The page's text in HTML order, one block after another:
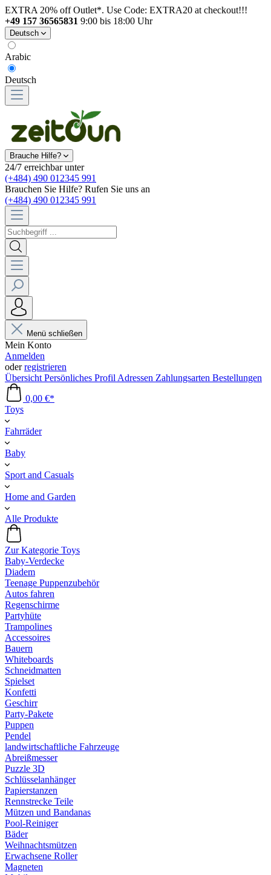
EXTRA 20% off Outlet*. Use Code: EXTRA20 at checkout!!!
+49 157 36565831 9:00 bis 18:00 Uhr
Deutsch
Arabic
Deutsch
Brauche Hilfe?
24/7 erreichbar unter
(+484) 490 012345 991
Brauchen Sie Hilfe? Rufen Sie uns an
(+484) 490 012345 991
Menü schließen
Mein Konto
Anmelden
oderregistrieren
Übersicht Persönliches Profil Adressen Zahlungsarten Bestellungen
0,00 €*
Toys
Fahrräder
Baby
Sport and Casuals
Home and Garden
Alle Produkte
Zur Kategorie Toys
Baby-Verdecke
Diadem
Teenage Puppenzubehör
Autos fahren
Regenschirme
Partyhüte
Trampolines
Accessoires
Bauern
Whiteboards
Schneidmatten
Spielset
Konfetti
Geschirr
Party-Pakete
Puppen
Pendel
landwirtschaftliche Fahrzeuge
Abreißmesser
Puzzle 3D
Schlüsselanhänger
Papierstanzen
Rennstrecke Teile
Mützen und Bandanas
Pool-Reiniger
Bäder
Weihnachtsmützen
Erwachsene Roller
Magneten